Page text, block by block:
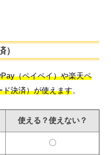
）
（ペイペイ）や楽天ペ
ド決済）が使えます。
使える？使えない？
〇